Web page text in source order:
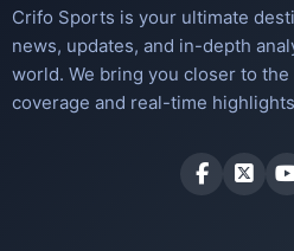
Crifo Sports is your ultimate
news, updates, and in-depth
world. We bring you closer to
coverage and real-time